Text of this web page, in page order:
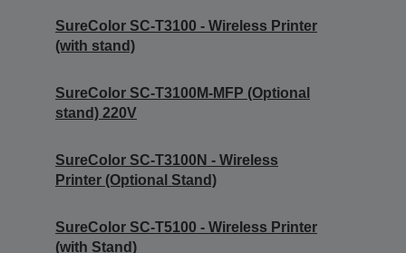
SureColor SC-T3100 - Wireless Printer
(with stand)
SureColor SC-T3100M-MFP (Optional
stand) 220V
SureColor SC-T3100N - Wireless
Printer (Optional Stand)
SureColor SC-T5100 - Wireless Printer
(with Stand)